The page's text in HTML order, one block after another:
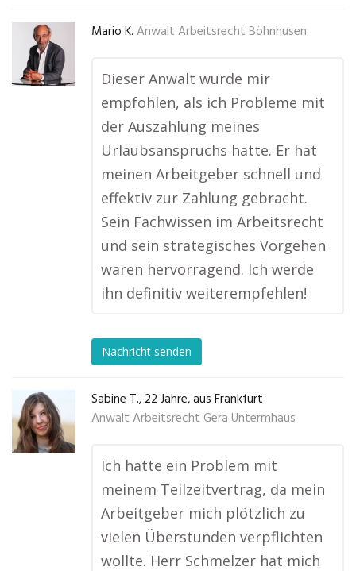
Mario K. Anwalt Arbeitsrecht Böhnhusen
Dieser Anwalt wurde mir
empfohlen, als ich Probleme mit
der Auszahlung meines
Urlaubsanspruchs hatte. Er hat
meinen Arbeitgeber schnell und
effektiv zur Zahlung gebracht.
Sein Fachwissen im Arbeitsrecht
und sein strategisches Vorgehen
waren hervorragend. Ich werde
ihn definitiv weiterempfehlen!
Nachricht senden
Sabine T., 22 Jahre, aus Frankfurt
Anwalt Arbeitsrecht Gera Untermhaus
Ich hatte ein Problem mit
meinem Teilzeitvertrag, da mein
Arbeitgeber mich plötzlich zu
vielen Überstunden verpflichten
wollte. Herr Schmelzer hat mich